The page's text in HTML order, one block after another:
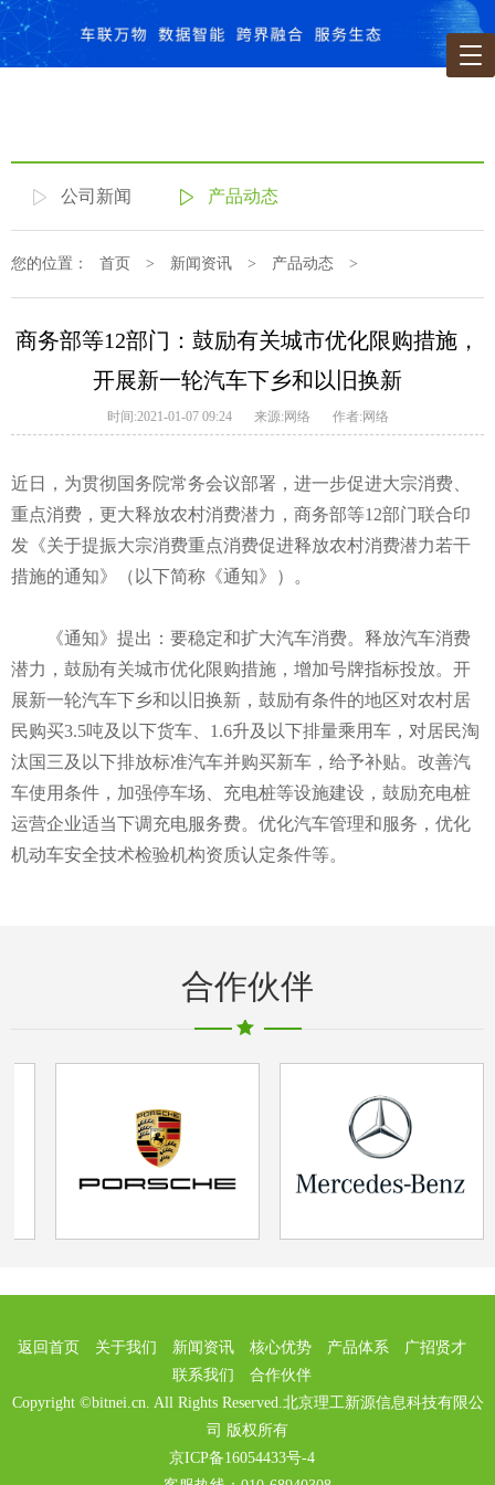
公司新闻 产品动态
您的位置： 首页 > 新闻资讯 > 产品动态 >
商务部等12部门：鼓励有关城市优化限购措施，
开展新一轮汽车下乡和以旧换新
时间:2021-01-07 09:24 来源:网络 作者:网络
近日，为贯彻国务院常务会议部署，进一步促进大宗消费、
重点消费，更大释放农村消费潜力，商务部等12部门联合印
发《关于提振大宗消费重点消费促进释放农村消费潜力若干
措施的通知》（以下简称《通知》）。
《通知》提出：要稳定和扩大汽车消费。释放汽车消费
潜力，鼓励有关城市优化限购措施，增加号牌指标投放。开
展新一轮汽车下乡和以旧换新，鼓励有条件的地区对农村居
民购买3.5吨及以下货车、1.6升及以下排量乘用车，对居民淘
汰国三及以下排放标准汽车并购买新车，给予补贴。改善汽
车使用条件，加强停车场、充电桩等设施建设，鼓励充电桩
运营企业适当下调充电服务费。优化汽车管理和服务，优化
机动车安全技术检验机构资质认定条件等。
合作伙伴
返回首页 关于我们 新闻资讯 核心优势 产品体系
广招贤才
联系我们
合作伙伴
Copyright ©bitnei.cn. All Rights Reserved.北京理工新源信息科技有限公
司 版权所有
京ICP备16054433号-4